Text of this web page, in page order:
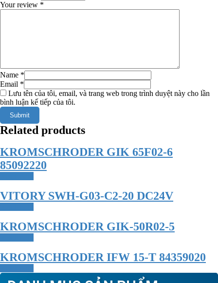
Your review *
Name *
Email *
Lưu tên của tôi, email, và trang web trong trình duyệt này cho lần
bình luận kế tiếp của tôi.
Related products
KROMSCHRODER GIK 65F02-6
85092220
VITORY SWH-G03-C2-20 DC24V
KROMSCHRODER GIK-50R02-5
KROMSCHRODER IFW 15-T 84359020